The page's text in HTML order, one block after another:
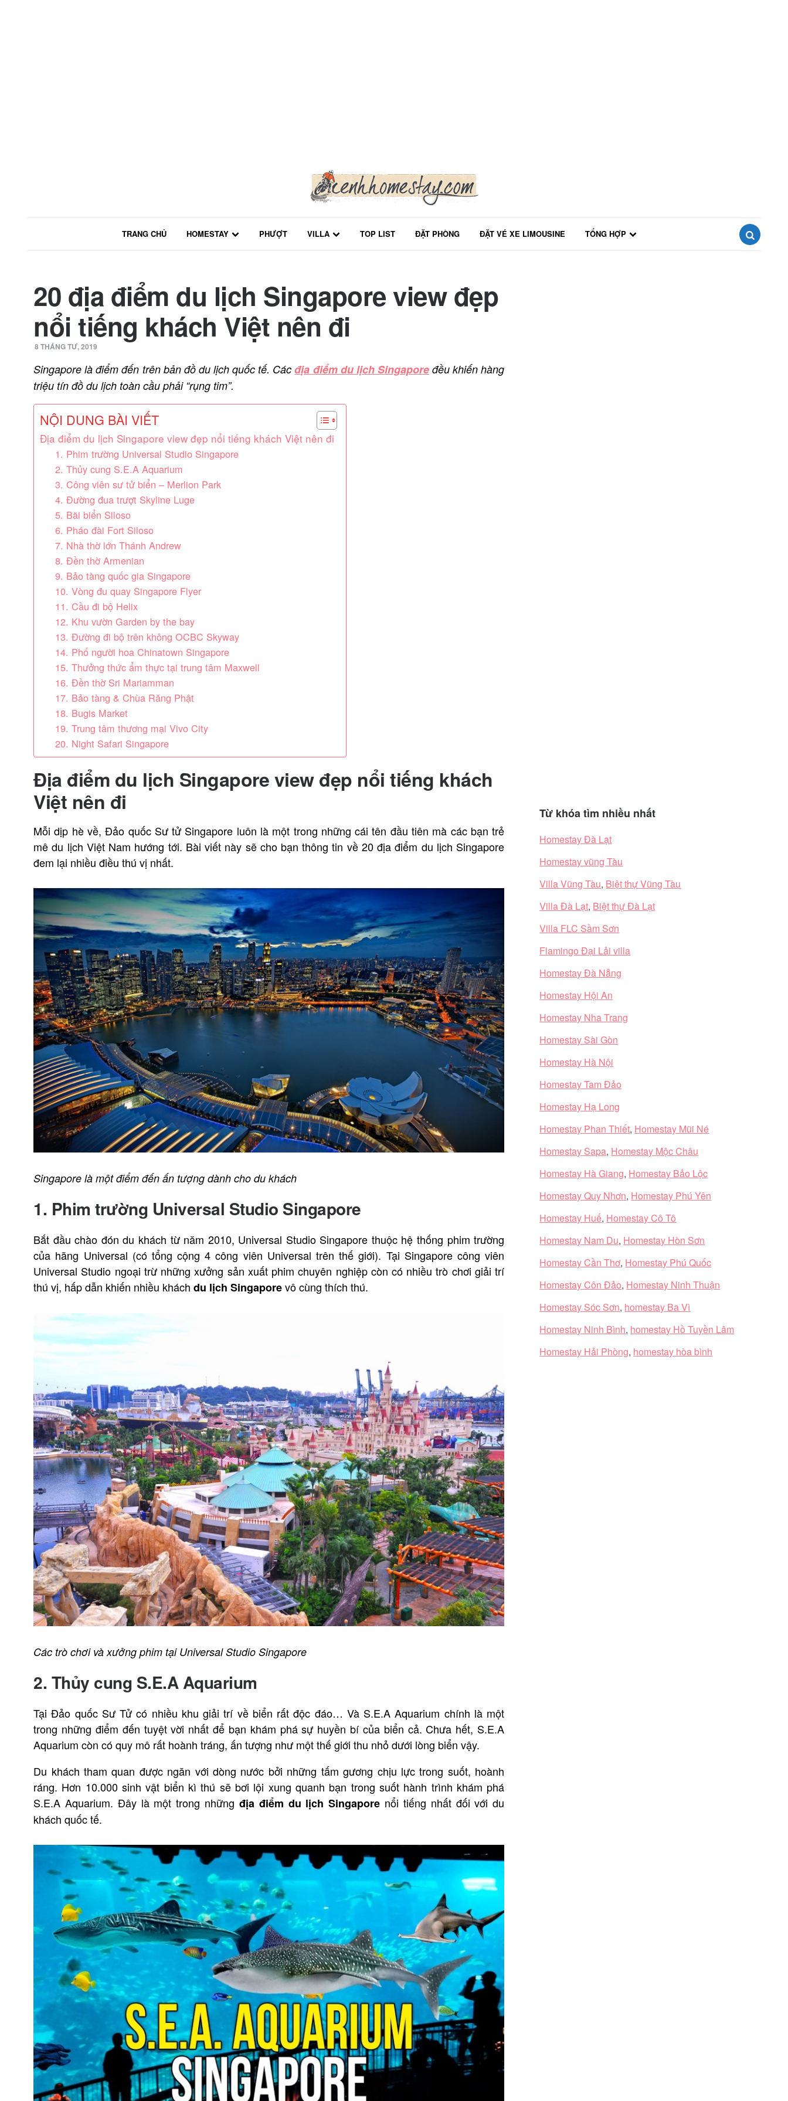
TRANG CHỦ HOMESTAY PHƯỢT VILLA TOP LIST ĐẶT PHÒNG ĐẶT VÉ XE LIMOUSINE
TỔNG HỢP
20 địa điểm du lịch Singapore view đẹp
nổi tiếng khách Việt nên đi
8 THÁNG TƯ, 2019
Singapore là điểm đến trên bản đồ du lịch quốc tế. Cácđịa điểm du lịch Singapoređều khiến hàng
triệu tín đồ du lịch toàn cầu phải “rụng tim”.
NỘI DUNG BÀI VIẾT
Địa điểm du lịch Singapore view đẹp nổi tiếng khách Việt nên đi
1. Phim trường Universal Studio Singapore
2. Thủy cung S.E.A Aquarium
3. Công viên sư tử biển – Merlion Park
4. Đường đua trượt Skyline Luge
5. Bãi biển Siloso
6. Pháo đài Fort Siloso
7. Nhà thờ lớn Thánh Andrew
8. Đền thờ Armenian
9. Bảo tàng quốc gia Singapore
10. Vòng đu quay Singapore Flyer
11. Cầu đi bộ Helix
12. Khu vườn Garden by the bay
13. Đường đi bộ trên không OCBC Skyway
14. Phố người hoa Chinatown Singapore
15. Thưởng thức ẩm thực tại trung tâm Maxwell
16. Đền thờ Sri Mariamman
17. Bảo tàng & Chùa Răng Phật
18. Bugis Market
19. Trung tâm thương mại Vivo City
20. Night Safari Singapore
Địa điểm du lịch Singapore view đẹp nổi tiếng khách
Việt nên đi
Mỗi dịp hè về, Đảo quốc Sư tử Singapore luôn là một trong những cái tên đầu tiên mà các bạn trẻ
mê du lịch Việt Nam hướng tới. Bài viết này sẽ cho bạn thông tin về 20 địa điểm du lịch Singapore
đem lại nhiều điều thú vị nhất.
Singapore là một điểm đến ấn tượng dành cho du khách
1. Phim trường Universal Studio Singapore
Bắt đầu chào đón du khách từ năm 2010, Universal Studio Singapore thuộc hệ thống phim trường
của hãng Universal (có tổng cộng 4 công viên Universal trên thế giới). Tại Singapore công viên
Universal Studio ngoại trừ những xưởng sản xuất phim chuyên nghiệp còn có nhiều trò chơi giải trí
thú vị, hấp dẫn khiến nhiều kháchdu lịch Singaporevô cùng thích thú.
Các trò chơi và xưởng phim tại Universal Studio Singapore
2. Thủy cung S.E.A Aquarium
Tại Đảo quốc Sư Tử có nhiều khu giải trí về biển rất độc đáo… Và S.E.A Aquarium chính là một
trong những điểm đến tuyệt vời nhất để bạn khám phá sự huyền bí của biển cả. Chưa hết, S.E.A
Aquarium còn có quy mô rất hoành tráng, ấn tượng như một thế giới thu nhỏ dưới lòng biển vậy.
Du khách tham quan được ngăn với dòng nước bởi những tấm gương chịu lực trong suốt, hoành
ráng. Hơn 10.000 sinh vật biển kì thú sẽ bơi lội xung quanh bạn trong suốt hành trình khám phá
S.E.A Aquarium. Đây là một trong những địa điểm du lịch Singapore nổi tiếng nhất đối với du
khách quốc tế.
Từ khóa tìm nhiều nhất
Homestay Đà Lạt
Homestay vũng Tàu
Villa Vũng Tàu, Biệt thự Vũng Tàu
Villa Đà Lạt, Biệt thự Đà Lạt
Villa FLC Sầm Sơn
Flamingo Đại Lải villa
Homestay Đà Nẵng
Homestay Hội An
Homestay Nha Trang
Homestay Sài Gòn
Homestay Hà Nội
Homestay Tam Đảo
Homestay Hạ Long
Homestay Phan Thiết, Homestay Mũi Né
Homestay Sapa, Homestay Mộc Châu
Homestay Hà Giang, Homestay Bảo Lộc
Homestay Quy Nhơn, Homestay Phú Yên
Homestay Huế, Homestay Cô Tô
Homestay Nam Du, Homestay Hòn Sơn
Homestay Cần Thơ, Homestay Phú Quốc
Homestay Côn Đảo, Homestay Ninh Thuận
Homestay Sóc Sơn, homestay Ba Vì
Homestay Ninh Bình, homestay Hồ Tuyền Lâm
Homestay Hải Phòng, homestay hòa bình